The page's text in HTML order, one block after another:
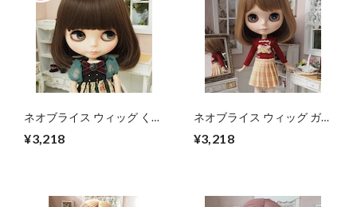
ネオブライス ウィッグ くる
インチ/ドール プーリップ
¥3,218
ネオブライス ウィッグ ガー
ラウン(MiB) 10インチ/ドー
¥3,218